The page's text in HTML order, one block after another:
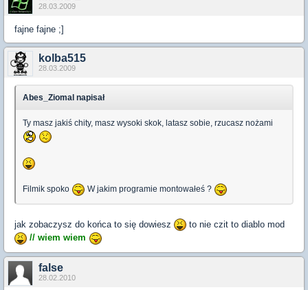
28.03.2009
fajne fajne ;]
kolba515
28.03.2009
Abes_Ziomal napisał
Ty masz jakiś chity, masz wysoki skok, latasz sobie, rzucasz nożami
Filmik spoko W jakim programie montowałeś ?
jak zobaczysz do końca to się dowiesz
to nie czit to diablo mod
// wiem wiem
false
28.02.2010